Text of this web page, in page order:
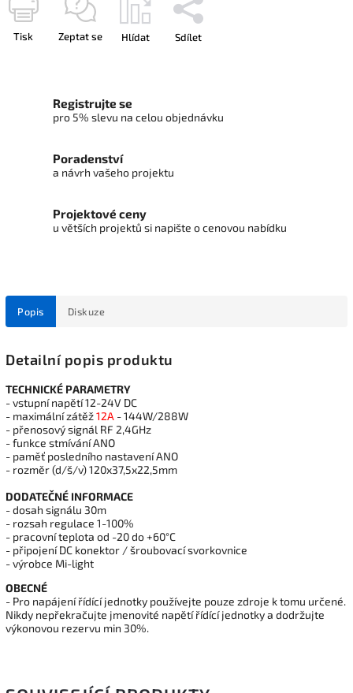
Tisk Zeptat se Hlídat Sdílet
Registrujte se
pro 5% slevu na celou objednávku
Poradenství
a návrh vašeho projektu
Projektové ceny
u větších projektů si napište o cenovou nabídku
Popis Diskuze
Detailní popis produktu
TECHNICKÉ PARAMETRY
- vstupní napětí 12-24V DC
- maximální zátěž12A - 144W/288W
- přenosový signál RF 2,4GHz
- funkce stmívání ANO
- paměť posledního nastavení ANO
- rozměr (d/š/v) 120x37,5x22,5mm
DODATEČNÉ INFORMACE
- dosah signálu 30m
- rozsah regulace 1-100%
- pracovní teplota od -20 do +60°C
- připojení DC konektor / šroubovací svorkovnice
- výrobce Mi-light
OBECNÉ
- Pro napájení řídící jednotky používejte pouze zdroje k tomu určené.
Nikdy nepřekračujte jmenovité napětí řídící jednotky a dodržujte
výkonovou rezervu min 30%.